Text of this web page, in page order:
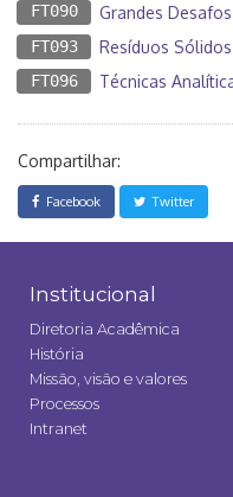
FT090 Grandes
FT093 Resíduos Sólidos
FT096 Técnicas
Compartilhar:
Facebook Twitter
Institucional
Diretoria Acadêmica
História
Missão, visão e valores
Processos
Intranet